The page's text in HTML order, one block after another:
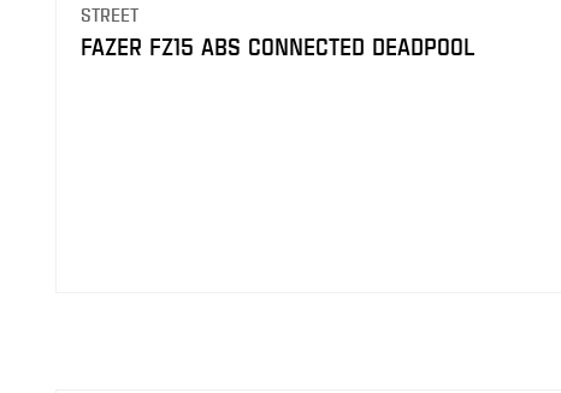
STREET
FAZER FZ15 ABS CONNECTED DEADPOOL